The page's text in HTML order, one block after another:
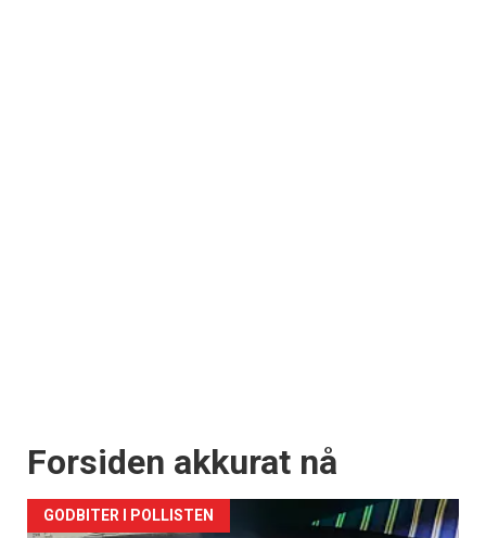
Forsiden akkurat nå
GODBITER I POLLISTEN